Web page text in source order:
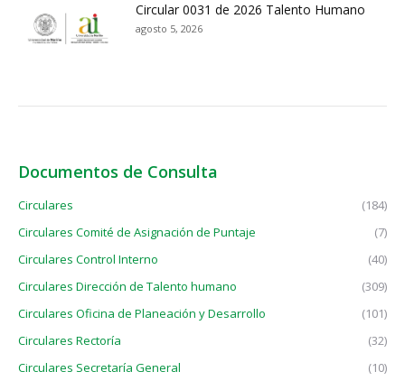
Circular 0031 de 2026 Talento Humano
agosto 5, 2026
Documentos de Consulta
Circulares
(184)
Circulares Comité de Asignación de Puntaje
(7)
Circulares Control Interno
(40)
Circulares Dirección de Talento humano
(309)
Circulares Oficina de Planeación y Desarrollo
(101)
Circulares Rectoría
(32)
Circulares Secretaría General
(10)